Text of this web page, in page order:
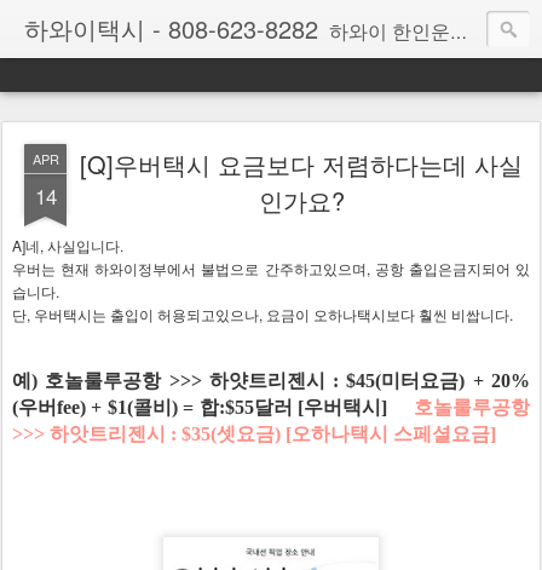
하와이택시 - 808-623-8282 하와이 한인운영하는 공항픽업전문 택시회사입니다.
1. 오하나택시는 한인 택시회사이며, 영어/일어는 물론 한국어로도 편리하게 서비스를 받으실 수 있습니다.
2. 오하나택시는 최신형 세단과 7인승 밴/리무진등을 갖추고 있습니다.
3. 오하나택시는 하와이 호놀룰루 공항에 위치하여 공항도착후 호출시 7분내에 픽업서비스 해드립니다
4. 오하나택시는 전화번호 는808-623-8282(여기선-빨리빨리) 외우기 쉬운번호를 쓰고있습니다.
5. 오하나택시는 가장 깨끗하고 안전한 차량을 보유하고있습니다.
6. 오하나택시는 엄격한 차량관리 및 정비 하와이정부로 부터 승인받았습니다.
7. 오하나택시는 공항공단 출입증을 보유하고있어 신속 고객서비스를 약속드립니다.
저희 오하나택시를 많이 이용해주십시요 감사합니다.
APR
14
[Q]우버택시 요금보다 저렴하다는데 사실
인가요?
A]네, 사실입니다.
우버는 현재 하와이정부에서 불법으로 간주하고있으며, 공항 출입은금지되어 있
습니다.
단, 우버택시는 출입이 허용되고있으나, 요금이 오하나택시보다 훨씬 비쌉니다.
예) 호놀룰루공항 >>> 하얏트리젠시 : $45(미터요금) + 20%
(우버fee) + $1(콜비) = 합:$55달러 [우버택시]
호놀룰루공항
>>> 하앗트리젠시 : $35(셋요금) [오하나택시 스페셜요금]